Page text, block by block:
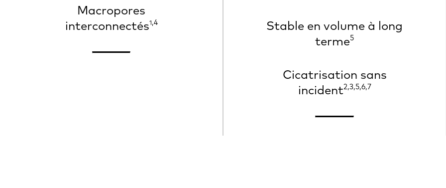
Macropores
interconnectés1,4
Stable en volume à long
terme5
Cicatrisation sans
incident2,3,5,6,7